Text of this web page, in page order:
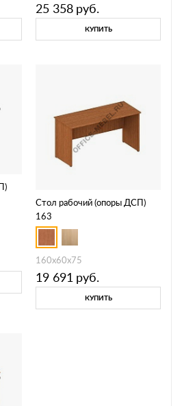
25 358 руб.
КУПИТЬ
Стол рабочий (опоры ДСП)
163
160x60x75
19 691 руб.
КУПИТЬ